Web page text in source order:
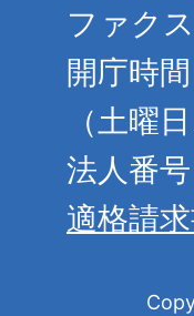
ファク
開庁時
（土曜
法人番
適格請